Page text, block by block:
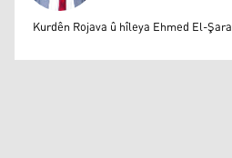
Mihemed Eli Destmalî
Kurdên Rojava û hîleya Ehmed El-Şara